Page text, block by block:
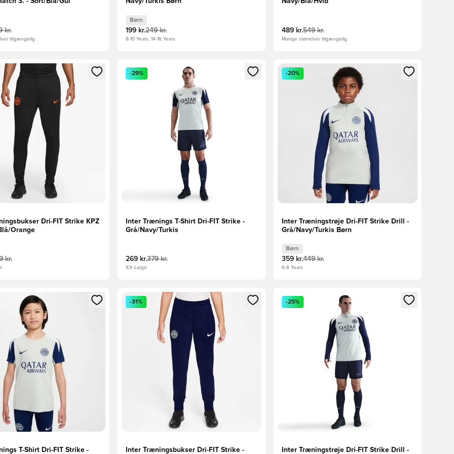
kr.
tilgængelig
Børn
199 kr.249 kr.
8-10 Years, 14-16 Years
489 kr.549 kr.
Mange størrelser tilgængelig
til at logge ind eller tilmelde dig som medlem
Dri-FIT Strike KPZ
Orange
kr.
Åbner en Modal til at logge ind eller tilmelde dig som medlem
-29%
Inter Trænings T-Shirt Dri-FIT Strike -
Grå/Navy/Turkis
269 kr.379 kr.
XX-Large
Åbner en Modal til at logge ind eller tilmelde dig
-20%
Inter Træningstrøje Dri-FIT Strike Drill -
Grå/Navy/Turkis Børn
Børn
359 kr.449 kr.
6-8 Years
til at logge ind eller tilmelde dig som medlem
T-Shirt Dri-FIT Strike -
Åbner en Modal til at logge ind eller tilmelde dig som medlem
-31%
Inter Træningsbukser Dri-FIT Strike -
Åbner en Modal til at logge ind eller tilmelde dig
-25%
Inter Træningstrøje Dri-FIT Strike Drill -